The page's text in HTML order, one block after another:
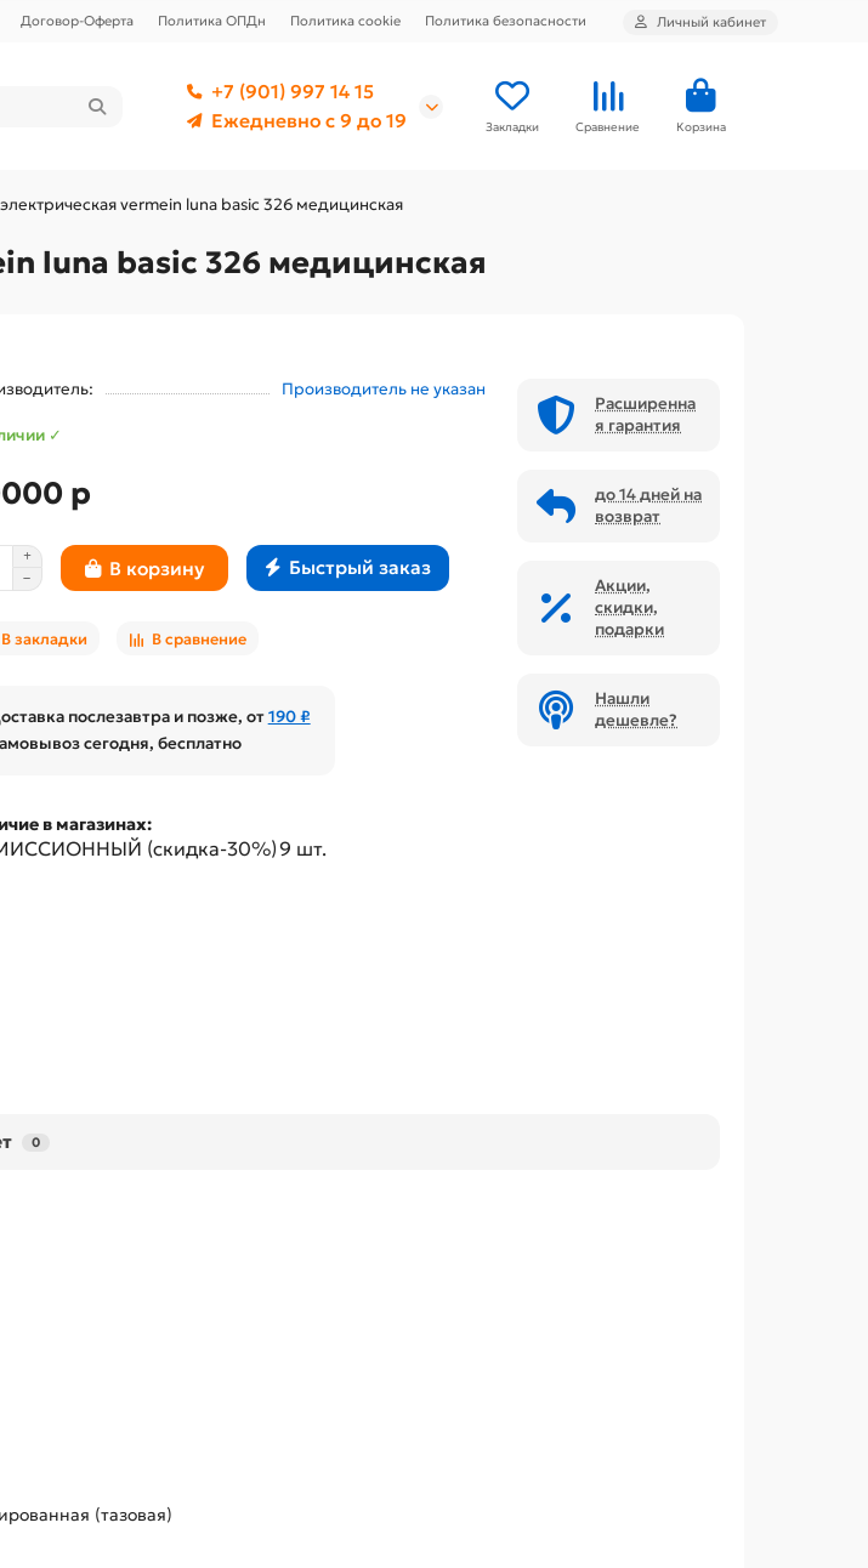
Договор-Оферта Политика ОПДн Политика cookie Политика безопасности Личный кабинет
+7 (901) 997 14 15
Ежедневно с 9 до 19
Закладки Сравнение Корзина
vermein luna basic 326 медицинская
luna basic 326 медицинская
Производитель не указан
✓
р
В корзину Быстрый заказ
В закладки В сравнение
послезавтра и позже, от190 ₽
сегодня, бесплатно
в магазинах:
(скидка-30%)9 шт.
Расширенна
я гарантия
до 14 дней на
возврат
Акции,
скидки,
подарки
Нашли
дешевле?
0
(тазовая)